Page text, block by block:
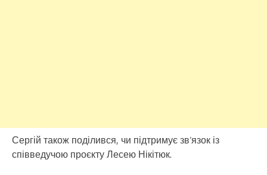
Сергій також поділився, чи підтримує зв’язок із
співведучою проєкту Лесею Нікітюк.